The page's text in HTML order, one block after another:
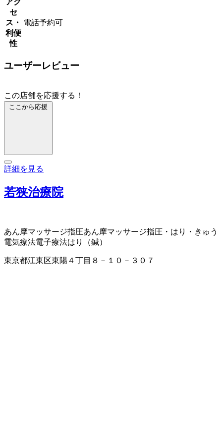
セ
ス・
利便
性
電話予約可
ユーザーレビュー
この店舗を応援する！
ここから応援
詳細を見る
若狭治療院
あん摩マッサージ指圧あん摩マッサージ指圧・はり・きゅう
電気療法電子療法はり（鍼）
東京都江東区東陽４丁目８－１０－３０７